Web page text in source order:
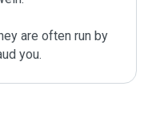
are often run by
you.